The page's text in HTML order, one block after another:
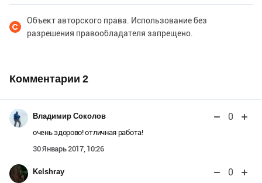
Объект авторского права. Использование без
разрешения правообладателя запрещено.
Комментарии 2
Владимир Соколов 0
очень здорово! отличная работа!
30 Январь 2017, 10:26
Kelshray 0